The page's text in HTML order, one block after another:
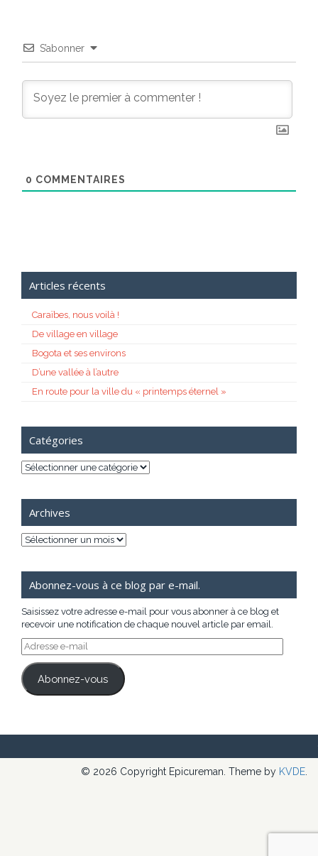
S’abonner
0 COMMENTAIRES
Articles récents
Caraïbes, nous voilà !
De village en village
Bogota et ses environs
D’une vallée à l’autre
En route pour la ville du « printemps éternel »
Catégories
Catégories
Archives
Archives
Abonnez-vous à ce blog par e-mail.
Saisissez votre adresse e-mail pour vous abonner à ce blog et
recevoir une notification de chaque nouvel article par email.
Adresse
e-
mail
Abonnez-vous
© 2026 Copyright Epicureman. Theme by KVDE.